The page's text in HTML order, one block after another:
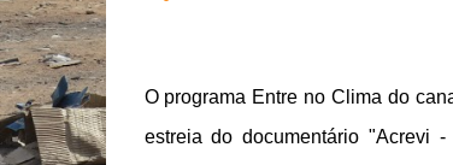
O programa Entre no Clima do
estreia do documentário "Acrevi